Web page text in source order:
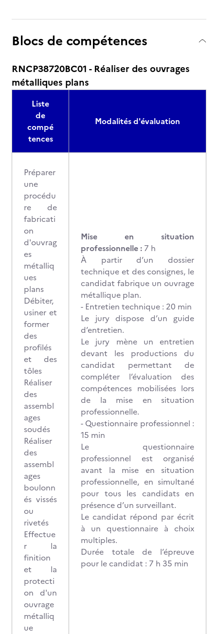
Blocs de compétences
RNCP38720BC01 - Réaliser des ouvrages
métalliques plans
Liste
de
compé
tences
Modalités d'évaluation
Préparer
une
procédu
re de
fabricati
on
d'ouvrag
es
métalliq
ues
plans
Débiter,
usiner et
former
des
profilés
et des
tôles
Réaliser
des
assembl
ages
soudés
Réaliser
des
assembl
ages
boulonn
és vissés
ou
rivetés
Effectue
r la
finition
et la
protecti
on d'un
ouvrage
métalliq
ue
Mise en situation
professionnelle : 7 h
À partir d’un dossier
technique et des consignes, le
candidat fabrique un ouvrage
métallique plan.
- Entretien technique : 20 min
Le jury dispose d’un guide
d’entretien.
Le jury mène un entretien
devant les productions du
candidat permettant de
compléter l’évaluation des
compétences mobilisées lors
de la mise en situation
professionnelle.
- Questionnaire professionnel :
15 min
Le questionnaire
professionnel est organisé
avant la mise en situation
professionnelle, en simultané
pour tous les candidats en
présence d’un surveillant.
Le candidat répond par écrit
à un questionnaire à choix
multiples.
Durée totale de l’épreuve
pour le candidat : 7 h 35 min